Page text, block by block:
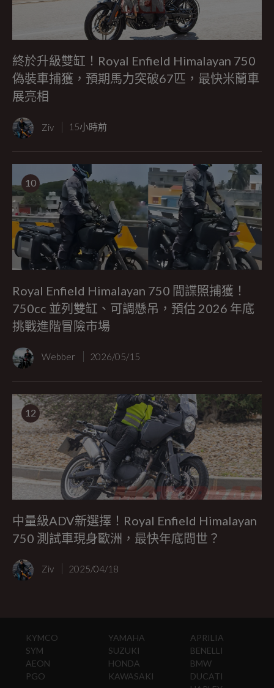
終於升級雙缸！Royal Enfield Himalayan 750
偽裝車捕獲，預期馬力突破67匹，最快米蘭車
展亮相
Ziv 15小時前
10
Royal Enfield Himalayan 750 間諜照捕獲！
750cc 並列雙缸、可調懸吊，預估 2026 年底
挑戰進階冒險市場
Webber 2026/05/15
12
中量級ADV新選擇！Royal Enfield Himalayan
750 測試車現身歐洲，最快年底問世？
Ziv 2025/04/18
KYMCO
SYM
AEON
PGO
YAMAHA
SUZUKI
HONDA
KAWASAKI
APRILIA
BENELLI
BMW
DUCATI